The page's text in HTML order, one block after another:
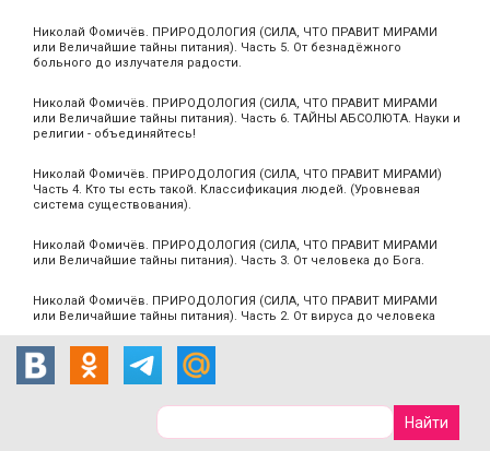
Николай Фомичёв. ПРИРОДОЛОГИЯ (СИЛА, ЧТО ПРАВИТ МИРАМИ
или Величайшие тайны питания). Часть 5. От безнадёжного
больного до излучателя радости.
Николай Фомичёв. ПРИРОДОЛОГИЯ (СИЛА, ЧТО ПРАВИТ МИРАМИ
или Величайшие тайны питания). Часть 6. ТАЙНЫ АБСОЛЮТА. Науки и
религии - объединяйтесь!
Николай Фомичёв. ПРИРОДОЛОГИЯ (СИЛА, ЧТО ПРАВИТ МИРАМИ)
Часть 4. Кто ты есть такой. Классификация людей. (Уровневая
система существования).
Николай Фомичёв. ПРИРОДОЛОГИЯ (СИЛА, ЧТО ПРАВИТ МИРАМИ
или Величайшие тайны питания). Часть 3. От человека до Бога.
Николай Фомичёв. ПРИРОДОЛОГИЯ (СИЛА, ЧТО ПРАВИТ МИРАМИ
или Величайшие тайны питания). Часть 2. От вируса до человека